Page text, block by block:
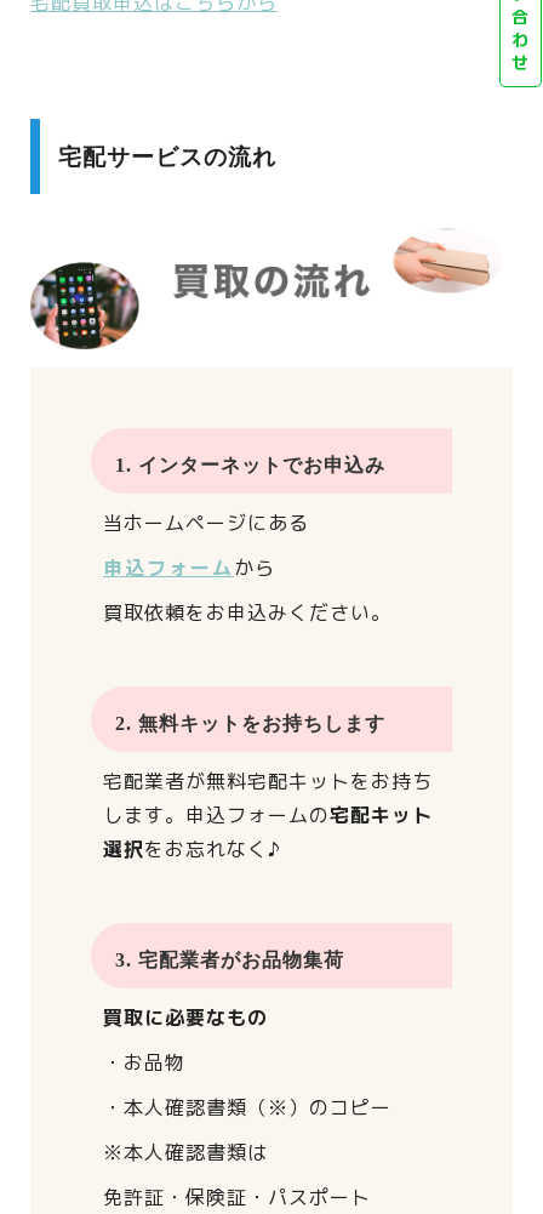
宅配サービスの流れ
1. インターネットでお申込み
当ホームページにある
申込フォームから
買取依頼をお申込みください。
2. 無料キットをお持ちします
宅配業者が無料宅配キットをお持ち
します。 申込フォームの宅配キット
選択をお忘れなく♪
3. 宅配業者がお品物集荷
買取に必要なもの
・お品物
・本人確認書類（※）のコピー
※本人確認書類は
免許証・保険証・パスポート
合
わ
せ